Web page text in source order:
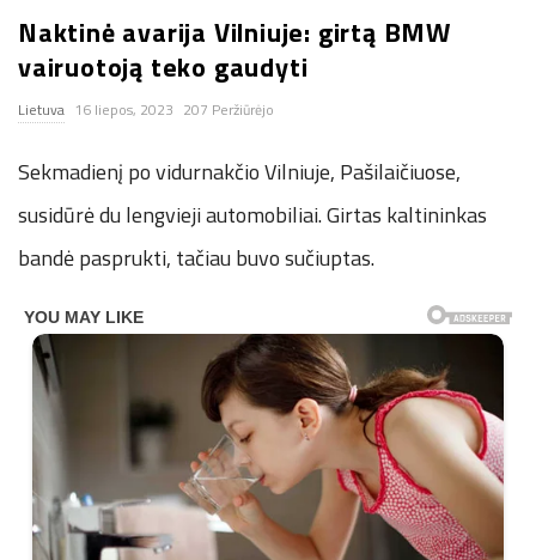
n
.
n
e
t
Naktinė avarija Vilniuje: girtą BMW
vairuotoją teko gaudyti
Lietuva 16 liepos, 2023 207 Peržiūrėjo
Sekmadienį po vidurnakčio Vilniuje, Pašilaičiuose,
susidūrė du lengvieji automobiliai. Girtas kaltininkas
bandė pasprukti, tačiau buvo sučiuptas.